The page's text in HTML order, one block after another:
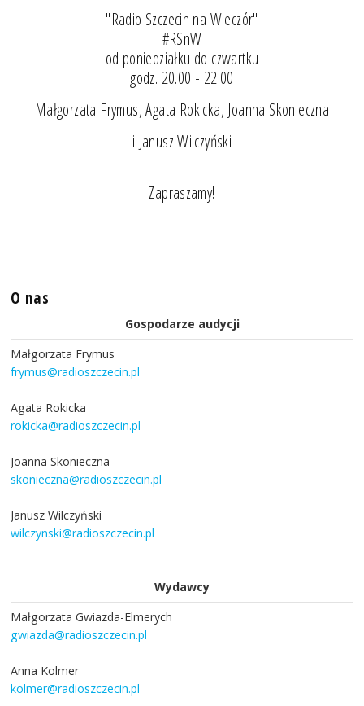
"Radio Szczecin na Wieczór"
#RSnW
od poniedziałku do czwartku
godz. 20.00 - 22.00
Małgorzata Frymus, Agata Rokicka, Joanna Skonieczna
i Janusz Wilczyński
Zapraszamy!
O nas
Gospodarze audycji
Małgorzata Frymus
frymus@radioszczecin.pl
Agata Rokicka
rokicka@radioszczecin.pl
Joanna Skonieczna
skonieczna@radioszczecin.pl
Janusz Wilczyński
wilczynski@radioszczecin.pl
Wydawcy
Małgorzata Gwiazda-Elmerych
gwiazda@radioszczecin.pl
Anna Kolmer
kolmer@radioszczecin.pl